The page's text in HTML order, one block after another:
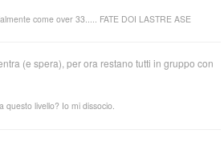
come over 33..... FATE DOI LASTRE ASE
(e spera), per ora restano tutti in gruppo con
questo livello? Io mi dissocio.